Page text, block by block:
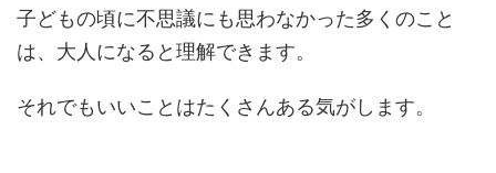
子どもの頃に不思議にも思わなかった多くのこと
は、大人になると理解できます。
それでもいいことはたくさんある気がします。